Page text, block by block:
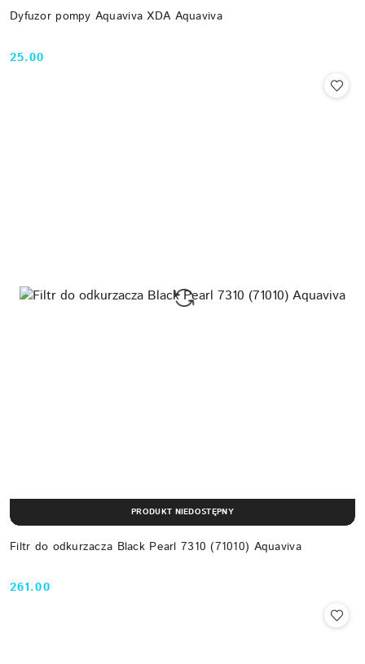
Dyfuzor pompy Aquaviva XDA Aquaviva
Cena:
25.00
Filtr do odkurzacza Black Pearl 7310 (71010) Aquaviva
Cena:
261.00
PRODUKT NIEDOSTĘPNY